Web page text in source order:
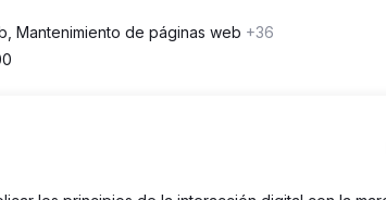
Mantenimiento de páginas web +36